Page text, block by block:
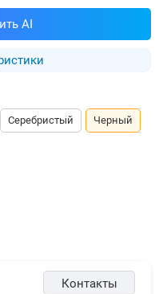
Серебристый Черный
AI
Контакты